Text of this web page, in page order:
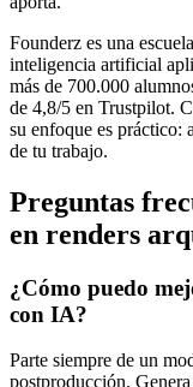
Founderz es una
inteligencia artificial
más de 700.000
de 4,8/5 en Trustpilot.
su enfoque es práctico:
de tu trabajo.
Preguntas
en renders
¿Cómo puedo
con IA?
Parte siempre de un
postproducción.